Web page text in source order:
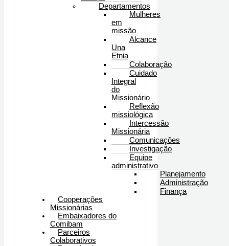
Departamentos
Mulheres
em
missão
Alcance
Una
Etnia
Colaboração
Cuidado
Integral
do
Missionário
Reflexão
missiológica
Intercessão
Missionária
Comunicações
Investigação
Equipe
administrativo
Planejamento
Administração
Finança
Cooperações
Missionárias
Embaixadores do
Comibam
Parceiros
Colaborativos